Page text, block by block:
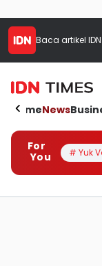
Baca artikel
HomeNews
For
You
# Yuk